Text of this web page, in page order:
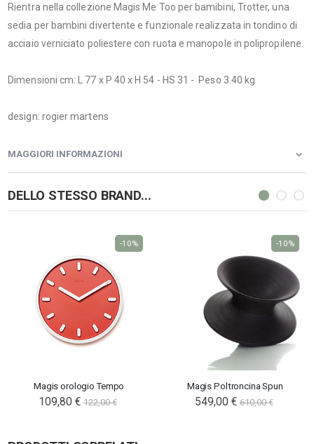
Rientra nella collezione Magis Me Too per bamibini, Trotter, una
sedia per bambini divertente e funzionale realizzata in tondino di
acciaio verniciato poliestere con ruota e manopole in polipropilene.
Dimensioni cm: L 77 x P 40 x H 54 - HS 31 - Peso 3.40 kg
design: rogier martens
MAGGIORI INFORMAZIONI
DELLO STESSO BRAND...
Magis orologio Tempo
109,80 € 122,00 €
-10%
Magis Poltroncina Spun
549,00 € 610,00 €
-10%